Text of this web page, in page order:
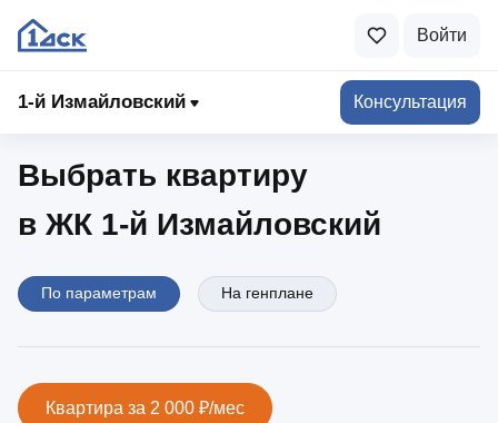
Войти
1-й Измайловский Консультация
1‑й Измайловский
Выбрать квартиру
в ЖК 1‑й Измайловский
По параметрам На генплане
Квартира за 2 000 ₽/мес